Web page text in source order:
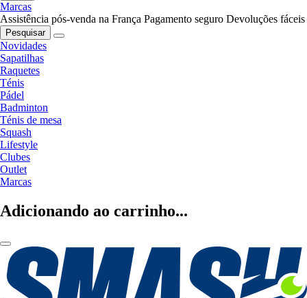
Marcas
Assistência pós-venda na França Pagamento seguro Devoluções fáceis
Pesquisar
Novidades
Sapatilhas
Raquetes
Ténis
Pádel
Badminton
Ténis de mesa
Squash
Lifestyle
Clubes
Outlet
Marcas
Adicionando ao carrinho...